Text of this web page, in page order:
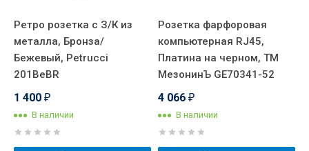
Ретро розетка с З/К из
металла, Бронза/
Бежевый, Petrucci
201BeBR
1 400 ₽
В наличии
Розетка фарфоровая
компьютерная RJ45,
Платина на черном, ТМ
МезонинЪ GE70341-52
4 066 ₽
В наличии